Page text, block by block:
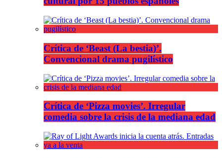
Crítica de ‘Beast (La bestia)’.
Convencional drama pugilístico
Crítica de ‘Pizza movies’. Irregular
comedia sobre la crisis de la mediana edad